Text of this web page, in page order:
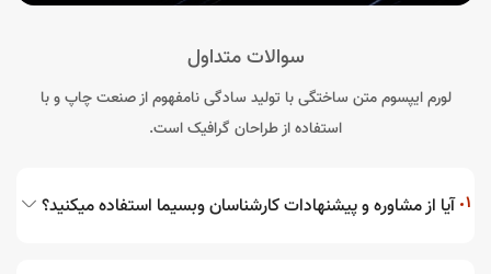
سوالات متداول
لورم ایپسوم متن ساختگی با تولید سادگی نامفهوم از صنعت چاپ و با
استفاده از طراحان گرافیک است.
1 آیا از مشاوره و پیشنهادات کارشناسان وبسیما استفاده میکنید؟